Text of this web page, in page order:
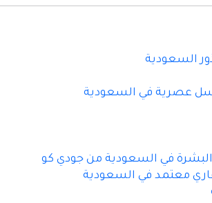
السعودية
عصرية في السعودية
في السعودية من جودي كو
معتمد في السعودية